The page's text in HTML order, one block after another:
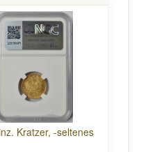
Kratzer, -seltenes